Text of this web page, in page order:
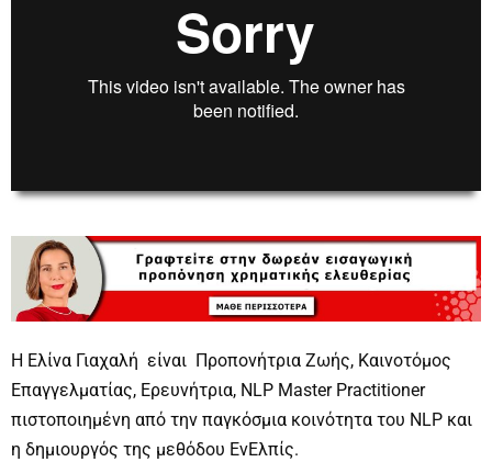
H Ελίνα Γιαχαλή είναι Προπονήτρια Ζωής, Καινοτόμος
Επαγγελματίας, Ερευνήτρια, NLP Master Practitioner
πιστοποιημένη από την παγκόσμια κοινότητα του NLP και
η δημιουργός της μεθόδου ΕνΕλπίς.